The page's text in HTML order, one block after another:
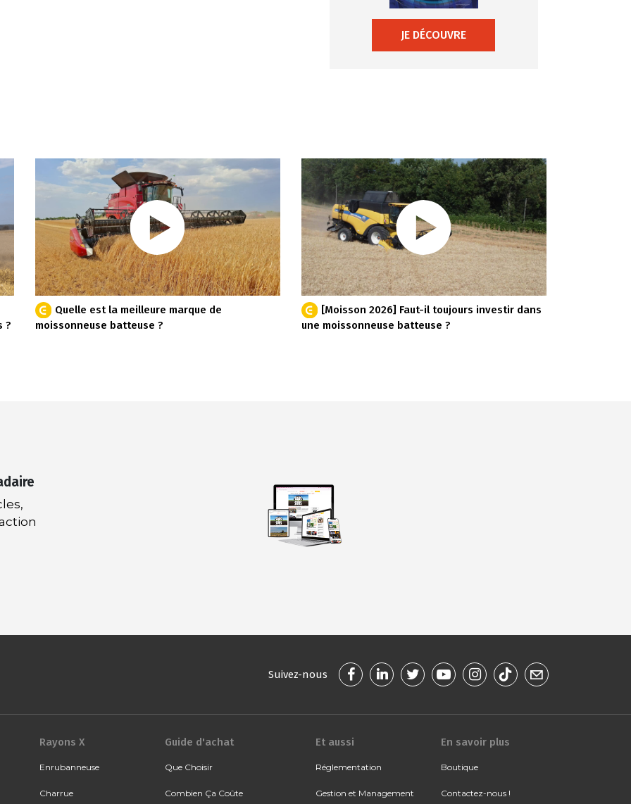
JE DÉCOUVRE
?
Quelle est la meilleure marque de
moissonneuse batteuse ?
[Moisson 2026] Faut-il toujours investir dans
une moissonneuse batteuse ?
Suivez-nous
Rayons X
Enrubanneuse
Charrue
Guide d'achat
Que Choisir
Combien Ça Coûte
Et aussi
Réglementation
Gestion et Management
En savoir plus
Boutique
Contactez-nous !